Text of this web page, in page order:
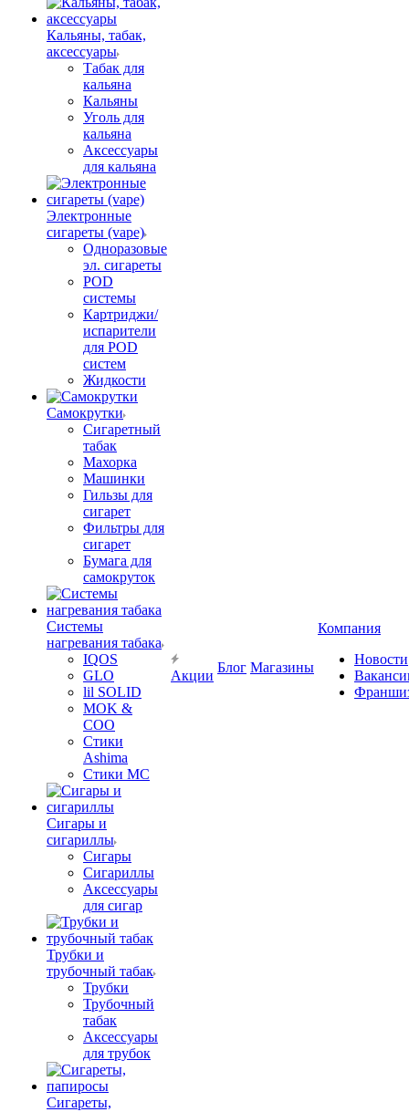
Кальяны, табак,
аксессуары
Табак для
кальяна
Кальяны
Уголь для
кальяна
Аксессуары
для кальяна
Электронные
сигареты (vape)
Одноразовые
эл. сигареты
POD
системы
Картриджи/
испарители
для POD
систем
Жидкости
Самокрутки
Сигаретный
табак
Махорка
Машинки
Гильзы для
сигарет
Фильтры для
сигарет
Бумага для
самокруток
Системы
нагревания табака
IQOS
GLO
lil SOLID
MOK &
COO
Стики
Ashima
Стики MC
Сигары и
сигариллы
Сигары
Сигариллы
Аксессуары
для сигар
Трубки и
трубочный табак
Трубки
Трубочный
табак
Аксессуары
для трубок
Сигареты,
Акции
Блог Магазины
Компания
Новости